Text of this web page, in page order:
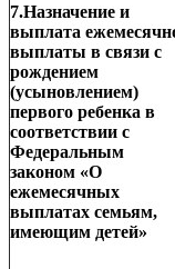
7.Назначение и
выплата
выплаты в связи с
рождением
(усыновлением)
первого ребенка в
соответствии с
Федеральным
законом «О
ежемесячных
выплатах семьям,
имеющим детей»